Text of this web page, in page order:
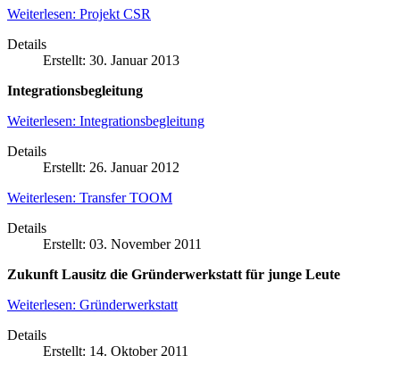
Weiterlesen: Projekt CSR
Details
Erstellt: 30. Januar 2013
Integrationsbegleitung
Weiterlesen: Integrationsbegleitung
Details
Erstellt: 26. Januar 2012
Weiterlesen: Transfer TOOM
Details
Erstellt: 03. November 2011
Zukunft Lausitz die Gründerwerkstatt für junge Leute
Weiterlesen: Gründerwerkstatt
Details
Erstellt: 14. Oktober 2011